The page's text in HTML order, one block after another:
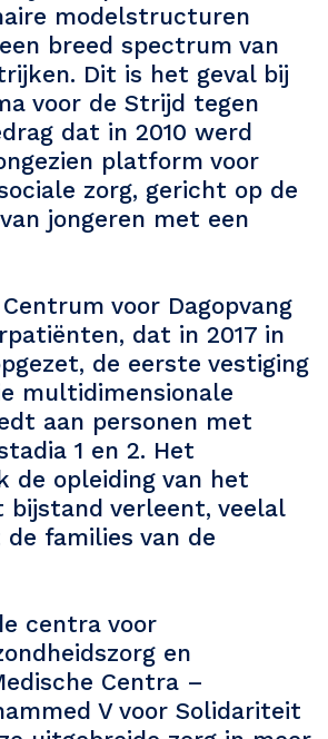
modelstructuren
breed spectrum van
Dit is het geval bij
voor de Strijd tegen
dat in 2010 werd
platform voor
zorg, gericht op de
jongeren met een
voor Dagopvang
dat in 2017 in
de eerste vestiging
multidimensionale
aan personen met
1 en 2. Het
de opleiding van het
bijstand verleent, veelal
families van de
centra voor
en
Centra –
V voor Solidariteit